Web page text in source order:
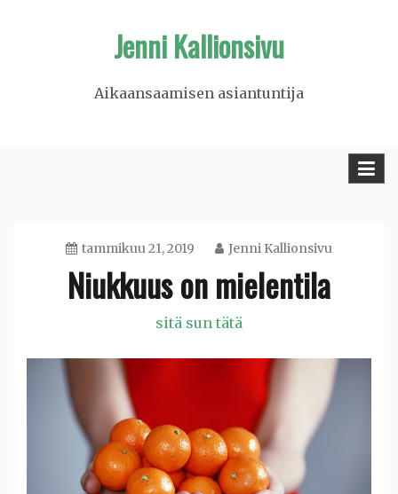
Jenni Kallionsivu
Aikaansaamisen asiantuntija
tammikuu 21, 2019 Jenni Kallionsivu
Niukkuus on mielentila
sitä sun tätä